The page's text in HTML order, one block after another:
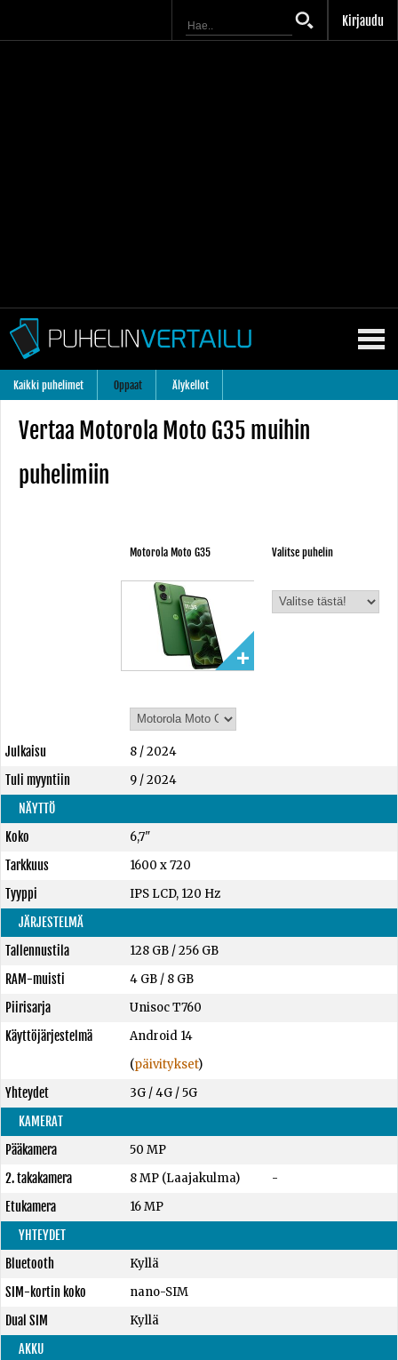
Kirjaudu
Kaikki puhelimet Oppaat Älykellot
Vertaa Motorola Moto G35 muihin
puhelimiin
Motorola Moto G35 Valitse puhelin
Julkaisu
8 / 2024
Tuli myyntiin
9 / 2024
NÄYTTÖ
Koko
6,7"
Tarkkuus
1600 x 720
Tyyppi
IPS LCD, 120 Hz
JÄRJESTELMÄ
Tallennustila
128 GB/256 GB
RAM-muisti
4 GB/ 8 GB
Piirisarja
Unisoc T760
Käyttöjärjestelmä
Android 14
(päivitykset)
Yhteydet
3G / 4G / 5G
KAMERAT
Pääkamera
50 MP
2. takakamera
8 MP (Laajakulma)
-
Etukamera
16 MP
YHTEYDET
Bluetooth
Kyllä
SIM-kortin koko
nano-SIM
Dual SIM
Kyllä
AKKU